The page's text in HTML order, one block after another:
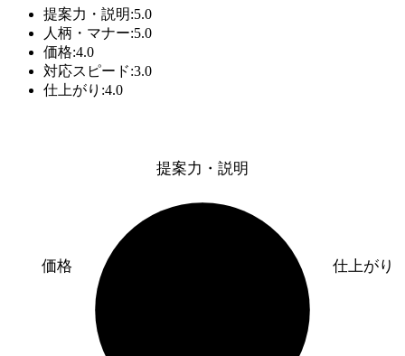
提案力・説明:5.0
人柄・マナー:5.0
価格:4.0
対応スピード:3.0
仕上がり:4.0
提案力・説明
仕上がり
価格